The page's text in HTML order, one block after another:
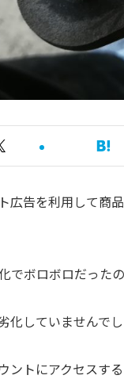
告を利用して商品
でボロボロだった
していませんでし
ントにアクセスす